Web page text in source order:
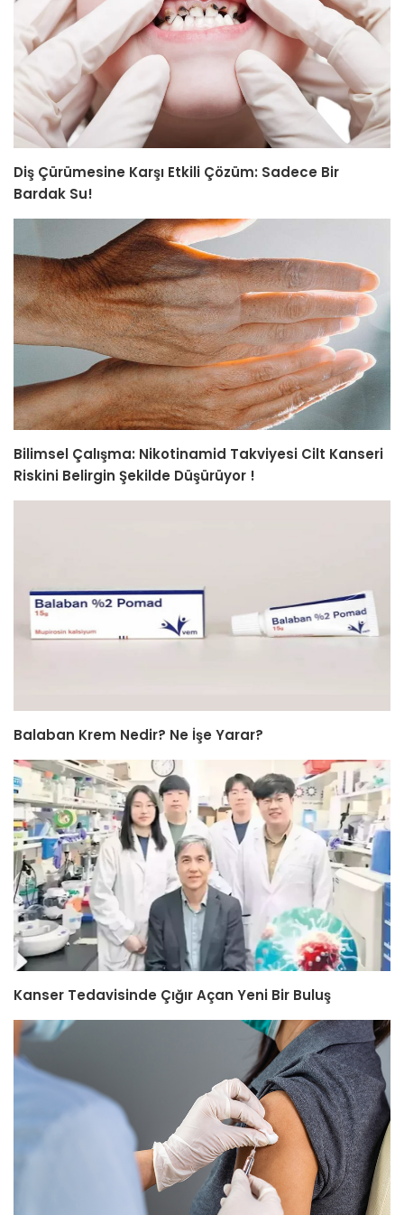
Diş Çürümesine Karşı Etkili Çözüm: Sadece Bir
Bardak Su!
Bilimsel Çalışma: Nikotinamid Takviyesi Cilt Kanseri
Riskini Belirgin Şekilde Düşürüyor !
Balaban Krem Nedir? Ne İşe Yarar?
Kanser Tedavisinde Çığır Açan Yeni Bir Buluş